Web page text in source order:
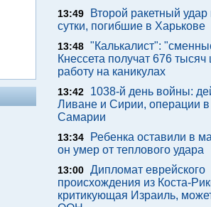
13:49
Второй ракетный
сутки, погибшие в Харькове
13:48 "Калькалист":
Кнессета получат 676 тысяч
работу на каникулах
13:42
1038-й день войны:
Ливане и Сирии, операции
Самарии
13:34
Ребенка оставили в
он умер от теплового удара
13:00 Дипломат еврейского
происхождения из Коста-
критикующая Израиль,